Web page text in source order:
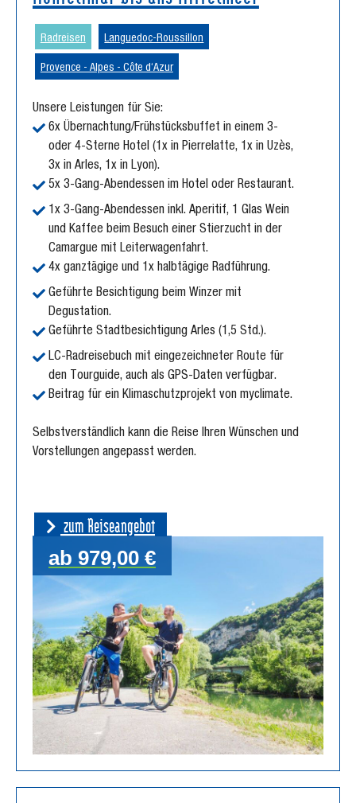
Radreisen Languedoc-Roussillon
Provence - Alpes - Côte d‘Azur
Unsere Leistungen für Sie:
6x Übernachtung/Frühstücksbuffet in einem 3-
oder 4-Sterne Hotel (1x in Pierrelatte, 1x in Uzès,
3x in Arles, 1x in Lyon).
5x 3-Gang-Abendessen im Hotel oder Restaurant.
1x 3-Gang-Abendessen inkl. Aperitif, 1 Glas Wein
und Kaffee beim Besuch einer Stierzucht in der
Camargue mit Leiterwagenfahrt.
4x ganztägige und 1x halbtägige Radführung.
Geführte Besichtigung beim Winzer mit
Degustation.
Geführte Stadtbesichtigung Arles (1,5 Std.).
LC-Radreisebuch mit eingezeichneter Route für
den Tourguide, auch als GPS-Daten verfügbar.
Beitrag für ein Klimaschutzprojekt von myclimate.
Selbstverständlich kann die Reise Ihren Wünschen und
Vorstellungen angepasst werden.
zum Reiseangebot
ab 979,00 €